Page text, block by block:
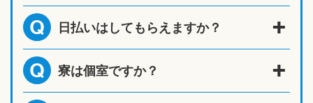
Q 日払いはしてもらえますか？
Q 寮は個室ですか？